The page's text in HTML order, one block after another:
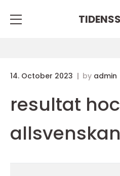
14. October 2023 by admin
resultat
allsvenskan